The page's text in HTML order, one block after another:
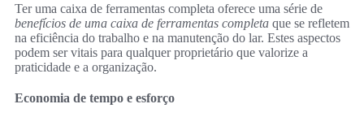
Ter uma caixa de ferramentas completa oferece uma série de
benefícios de uma caixa de ferramentas completa que se refletem
na eficiência do trabalho e na manutenção do lar. Estes aspectos
podem ser vitais para qualquer proprietário que valorize a
praticidade e a organização.
Economia de tempo e esforço